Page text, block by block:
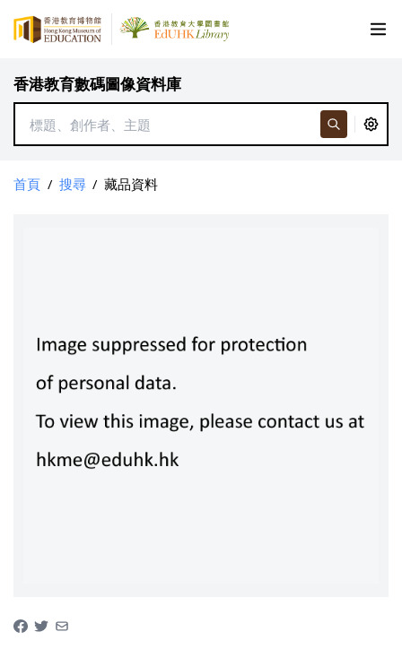
香港教育數碼圖像資料庫
首頁 / 搜尋 / 藏品資料